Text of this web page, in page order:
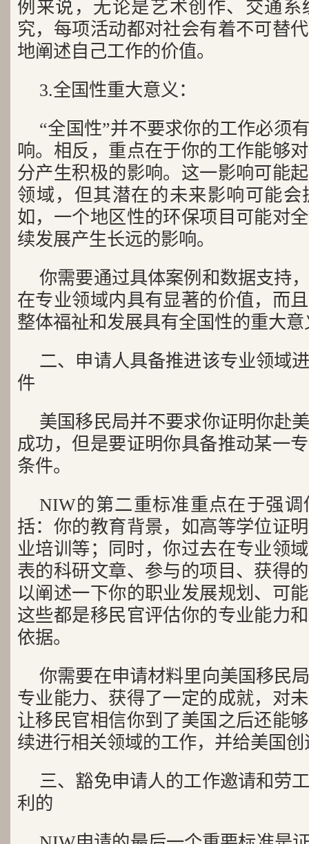
例来说，无论是艺术创作、交通
究，每项活动都对社会有着不可替
地阐述自己工作的价值。
3.全国性重大意义：
“全国性”并不要求你的工作必须
响。相反，重点在于你的工作能够
分产生积极的影响。这一影响可能
领域，但其潜在的未来影响可能
如，一个地区性的环保项目可能对
续发展产生长远的影响。
你需要通过具体案例和数据支持
在专业领域内具有显著的价值，而
整体福祉和发展具有全国性的重大意
二、申请人具备推进该专业领域
件
美国移民局并不要求你证明你赴
成功，但是要证明你具备推动某一
条件。
NIW的第二重标准重点在于强
括：你的教育背景，如高等学位证
业培训等；同时，你过去在专业领
表的科研文章、参与的项目、获得
以阐述一下你的职业发展规划、可
这些都是移民官评估你的专业能力
依据。
你需要在申请材料里向美国移民
专业能力、获得了一定的成就，对
让移民官相信你到了美国之后还能
续进行相关领域的工作，并给美国
三、豁免申请人的工作邀请和劳
利的